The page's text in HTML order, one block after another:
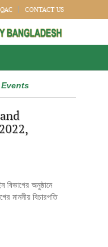
CONTACT US
বিভাগের অনুষ্ঠানে
মাননীয় বিচারপতি